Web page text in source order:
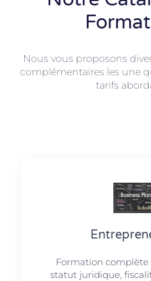
Nous vous proposons
complémentaires les une
tarifs
Formation complète
statut juridique,